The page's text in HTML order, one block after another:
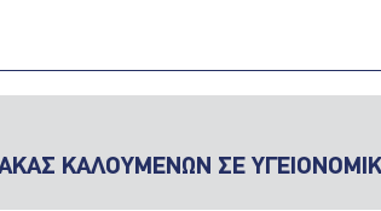
ΚΑΛΟΥΜΕΝΩΝ ΣΕ